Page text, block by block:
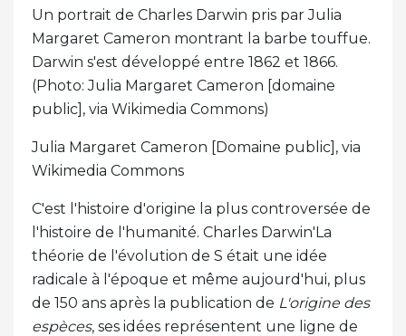
Un portrait de Charles Darwin pris par Julia
Margaret Cameron montrant la barbe touffue.
Darwin s'est développé entre 1862 et 1866.
(Photo: Julia Margaret Cameron [domaine
public], via Wikimedia Commons)
Julia Margaret Cameron [Domaine public], via
Wikimedia Commons
C'est l'histoire d'origine la plus controversée de
l'histoire de l'humanité. Charles Darwin'La
théorie de l'évolution de S était une idée
radicale à l'époque et même aujourd'hui, plus
de 150 ans après la publication de L'origine des
espèces, ses idées représentent une ligne de